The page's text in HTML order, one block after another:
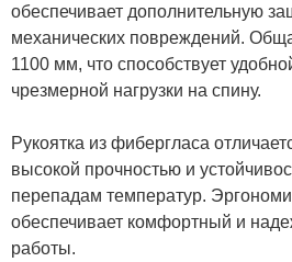
обеспечивает дополнительную
механических повреждений.
1100 мм, что способствует
чрезмерной нагрузки на спину.
Рукоятка из фибергласа
высокой прочностью и
перепадам температур.
обеспечивает комфортный и
работы.